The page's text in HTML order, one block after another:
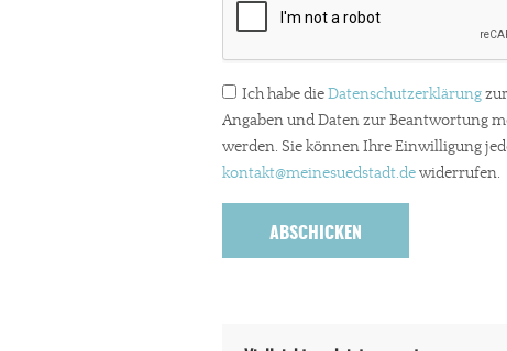
Ich habe dieDatenschutzerklärung
Angaben und Daten zur Beantwortung
werden. Sie können Ihre Einwilligung
kontakt@meinesuedstadt.dewiderrufen.